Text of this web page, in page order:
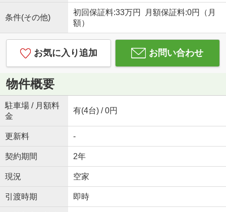
条件(その他)
初回保証料:33万円 月額保証料:0円（月
額）
お気に入り追加 お問い合わせ
物件概要
駐車場 / 月額料
金
有(4台) / 0円
更新料 -
契約期間 2年
現況 空家
引渡時期 即時